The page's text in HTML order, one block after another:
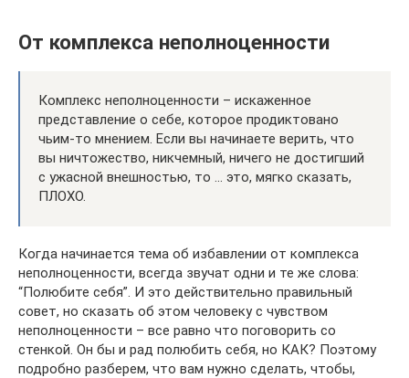
От комплекса неполноценности
Комплекс неполноценности – искаженное
представление о себе, которое продиктовано
чьим-то мнением. Если вы начинаете верить, что
вы ничтожество, никчемный, ничего не достигший
с ужасной внешностью, то … это, мягко сказать,
ПЛОХО.
Когда начинается тема об избавлении от комплекса
неполноценности, всегда звучат одни и те же слова:
“Полюбите себя”. И это действительно правильный
совет, но сказать об этом человеку с чувством
неполноценности – все равно что поговорить со
стенкой. Он бы и рад полюбить себя, но КАК? Поэтому
подробно разберем, что вам нужно сделать, чтобы,